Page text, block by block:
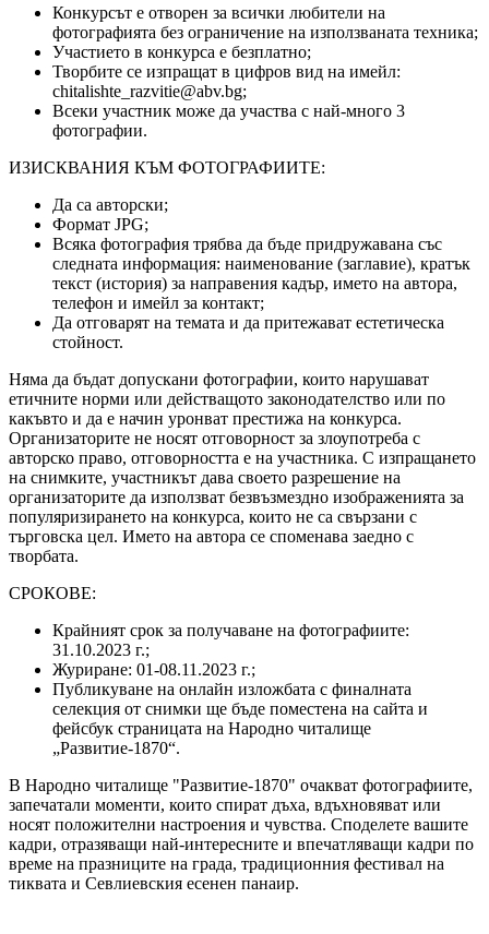
Конкурсът е отворен за всички любители на
фотографията без ограничение на използваната техника;
Участието в конкурса е безплатно;
Творбите се изпращат в цифров вид на имейл:
chitalishte_razvitie@abv.bg;
Всеки участник може да участва с най-много 3
фотографии.
ИЗИСКВАНИЯ КЪМ ФОТОГРАФИИТЕ:
Да са авторски;
Формат JPG;
Всяка фотография трябва да бъде придружавана със
следната информация: наименование (заглавие), кратък
текст (история) за направения кадър, името на автора,
телефон и имейл за контакт;
Да отговарят на темата и да притежават естетическа
стойност.
Няма да бъдат допускани фотографии, които нарушават
етичните норми или действащото законодателство или по
какъвто и да е начин уронват престижа на конкурса.
Организаторите не носят отговорност за злоупотреба с
авторско право, отговорността е на участника. С изпращането
на снимките, участникът дава своето разрешение на
организаторите да използват безвъзмездно изображенията за
популяризирането на конкурса, които не са свързани с
търговска цел. Името на автора се споменава заедно с
творбата.
СРОКОВЕ:
Крайният срок за получаване на фотографиите:
31.10.2023 г.;
Журиране: 01-08.11.2023 г.;
Публикуване на онлайн изложбата с финалната
селекция от снимки ще бъде поместена на сайта и
фейсбук страницата на Народно читалище
„Развитие-1870“.
В Народно читалище "Развитие-1870" очакват фотографиите,
запечатали моменти, които спират дъха, вдъхновяват или
носят положителни настроения и чувства. Споделете вашите
кадри, отразяващи най-интересните и впечатляващи кадри по
време на празниците на града, традиционния фестивал на
тиквата и Севлиевския есенен панаир.